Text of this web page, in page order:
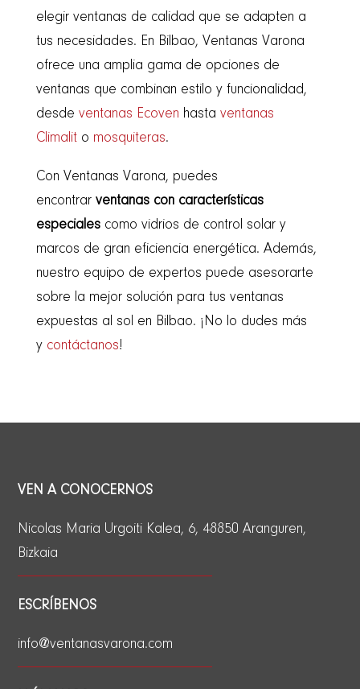
elegir ventanas de calidad que se adapten a
tus necesidades. En Bilbao, Ventanas Varona
ofrece una amplia gama de opciones de
ventanas que combinan estilo y funcionalidad,
desde ventanas Ecoven hasta ventanas
Climalito mosquiteras.
Con Ventanas Varona, puedes
encontrar ventanas con características
especialescomo vidrios de control solar y
marcos de gran eficiencia energética. Además,
nuestro equipo de expertos puede asesorarte
sobre la mejor solución para tus ventanas
expuestas al sol en Bilbao. ¡No lo dudes más
y contáctanos!
VEN A CONOCERNOS
Nicolas Maria Urgoiti Kalea, 6, 48850 Aranguren,
Bizkaia
ESCRÍBENOS
info@ventanasvarona.com